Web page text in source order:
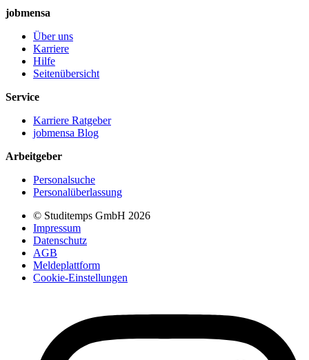
jobmensa
Über uns
Karriere
Hilfe
Seitenübersicht
Service
Karriere Ratgeber
jobmensa Blog
Arbeitgeber
Personalsuche
Personalüberlassung
© Studitemps GmbH 2026
Impressum
Datenschutz
AGB
Meldeplattform
Cookie-Einstellungen